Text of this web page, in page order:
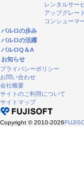
レンタルサー
アップグレー
コンシューマ
パルロの歩み
パルロの活躍
パルロQ＆A
お知らせ
プライバシーポリシー
お問い合わせ
会社概要
サイトのご利用について
サイトマップ
Copyright © 2010-2026